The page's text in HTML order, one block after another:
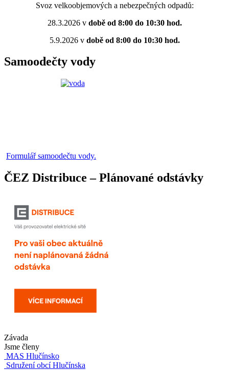
Svoz velkoobjemových a nebezpečných odpadů:
28.3.2026 vdobě od 8:00 do 10:30 hod.
5.9.2026 vdobě od 8:00 do 10:30 hod.
Samoodečty vody
Formulář samoodečtu vody.
ČEZ Distribuce – Plánované odstávky
Závada
Jsme členy
MAS Hlučínsko
Sdružení obcí Hlučínska